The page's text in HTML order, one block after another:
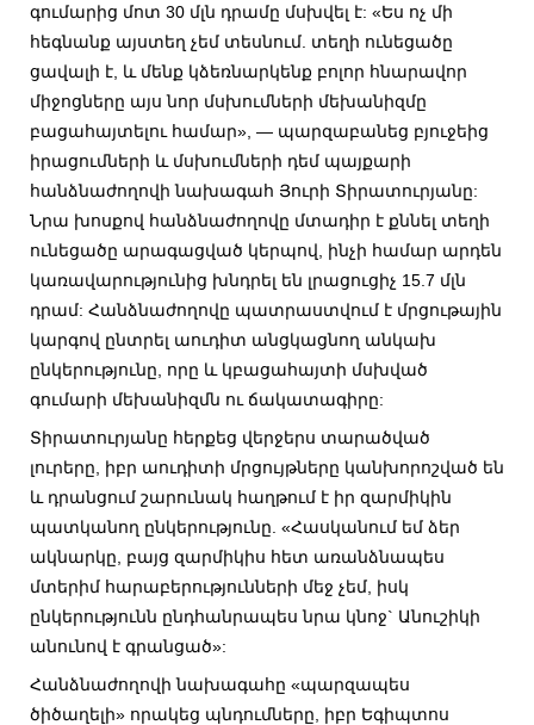
գումարից մոտ 30 մլն դրամը մսխվել է: «Ես ոչ մի
հեգնանք այստեղ չեմ տեսնում. տեղի ունեցածը
ցավալի է, և մենք կձեռնարկենք բոլոր հնարավոր
միջոցները այս նոր մսխումների մեխանիզմը
բացահայտելու համար», — պարզաբանեց բյուջեից
իրացումների և մսխումների դեմ պայքարի
հանձնաժողովի նախագահ Յուրի Տիրատուրյանը:
Նրա խոսքով հանձնաժողովը մտադիր է քննել տեղի
ունեցածը արագացված կերպով, ինչի համար արդեն
կառավարությունից խնդրել են լրացուցիչ 15.7 մլն
դրամ: Հանձնաժողովը պատրաստվում է մրցութային
կարգով ընտրել աուդիտ անցկացնող անկախ
ընկերությունը, որը և կբացահայտի մսխված
գումարի մեխանիզմն ու ճակատագիրը:
Տիրատուրյանը հերքեց վերջերս տարածված
լուրերը, իբր աուդիտի մրցույթները կանխորոշված են
և դրանցում շարունակ հաղթում է իր զարմիկին
պատկանող ընկերությունը. «Հասկանում եմ ձեր
ակնարկը, բայց զարմիկիս հետ առանձնապես
մտերիմ հարաբերությունների մեջ չեմ, իսկ
ընկերությունն ընդհանրապես նրա կնոջ` Անուշիկի
անունով է գրանցած»:
Հանձնաժողովի նախագահը «պարզապես
ծիծաղելի» որակեց պնդումները, իբր Եգիպտոս